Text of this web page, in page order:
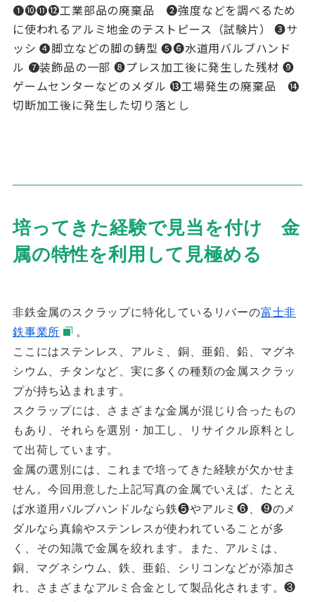
❶❿⓫⓬工業部品の廃棄品 ❷強度などを調べるため
に使われるアルミ地金のテストピース（試験片） ❸サ
ッシ ❹脚立などの脚の鋳型 ❺❻水道用バルブハンド
ル ❼装飾品の一部 ❽プレス加工後に発生した残材 ❾
ゲームセ ンターなどのメダル ⓭工場発生の廃棄品 ⓮
切断加工後に発生した切り落とし
培ってきた経験で見当を付け金
属の特性を利用して見極める
非鉄金属のスクラップに特化しているリバーの富士非
鉄事業所
。
ここにはステンレス、アルミ、銅、亜鉛、鉛、マグネ
シウム、チタンなど、実に多くの種類の金属スクラッ
プが持ち込まれます。
スクラップには、さまざまな金属が混じり合ったもの
もあり、それらを選別・加工し、リサイクル原料とし
て出荷しています。
金属の選別には、これまで培ってきた経験が欠かせま
せん。今回用意した上記写真の金属でいえば、たとえ
ば水道用バルブハンドルなら鉄❺やアルミ❻、❾のメ
ダルなら真鍮やステンレスが使われていることが多
く、その知識で金属を絞れます。また、アルミは、
銅、 マグネシウム、鉄、亜鉛、シリコンなどが添加さ
れ、さまざまなアルミ合金として製品化されます。❸